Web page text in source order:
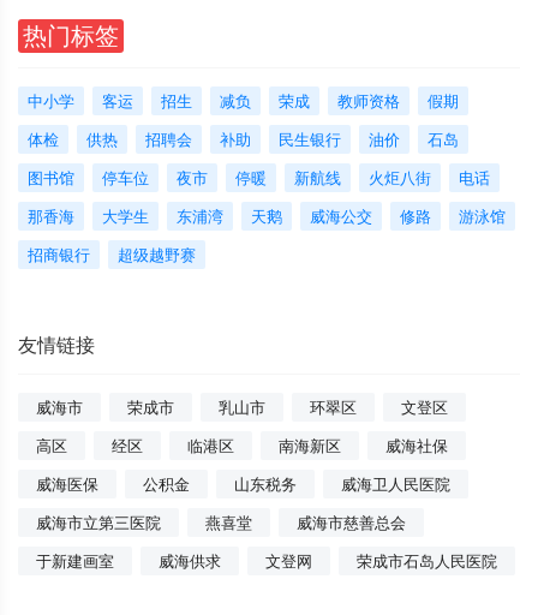
热门标签
中小学 客运 招生 减负 荣成 教师资格
假期
体检
供热 招聘会 补助 民生银行 油价
石岛
图书馆
停车位 夜市 停暖 新航线 火炬八街
电话
那香海
大学生 东浦湾 天鹅 威海公交 修路
游泳馆
招商银行
超级越野赛
友情链接
威海市 荣成市 乳山市 环翠区
文登区
高区
经区 临港区 南海新区
威海社保
威海医保
公积金 山东税务
威海卫人民医院
威海市立第三医院
燕喜堂
威海市慈善总会
于新建画室
威海供求 文登网 荣成市石岛人民医院